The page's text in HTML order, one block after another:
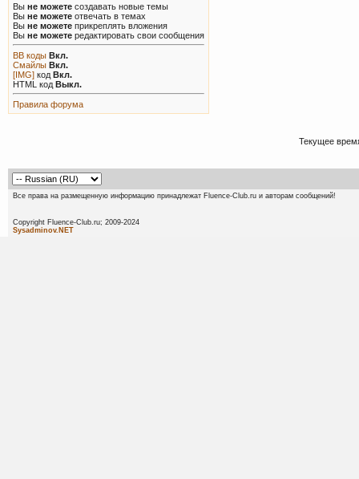
Вы не можете создавать новые темы
Вы не можете отвечать в темах
Вы не можете прикреплять вложения
Вы не можете редактировать свои сообщения
BB коды Вкл.
Смайлы Вкл.
[IMG] код Вкл.
HTML код Выкл.
Правила форума
Текущее
Все права на размещенную информацию принадлежат Fluence-Club.ru и авторам сообщений!
Copyright Fluence-Club.ru;
Sysadminov.NET